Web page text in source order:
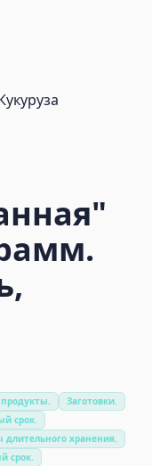
Заготовки.
срок.
длительного хранения.
срок.